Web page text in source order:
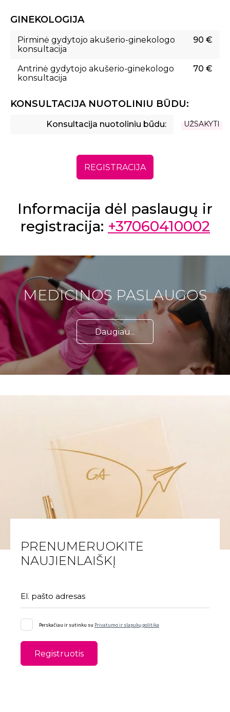
GINEKOLOGIJA
Pirminė gydytojo akušerio-ginekologo
konsultacija
90 €
Antrinė gydytojo akušerio-ginekologo
konsultacija
70 €
KONSULTACIJA NUOTOLINIU BŪDU:
Konsultacija nuotoliniu būdu: UŽSAKYTI
REGISTRACIJA
Informacija dėl paslaugų ir
registracija: +37060410002
MEDICINOS PASLAUGOS
Daugiau...
PRENUMERUOKITE
NAUJIENLAIŠKĮ
El. pašto adresas
Perskačiau ir sutinku su Privatumo ir slapukų politika
Registruotis